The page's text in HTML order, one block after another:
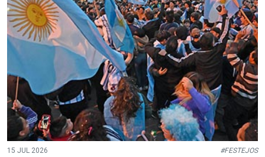
15 JUL 2026 #FESTEJOS